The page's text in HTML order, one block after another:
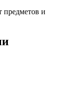
предметов и